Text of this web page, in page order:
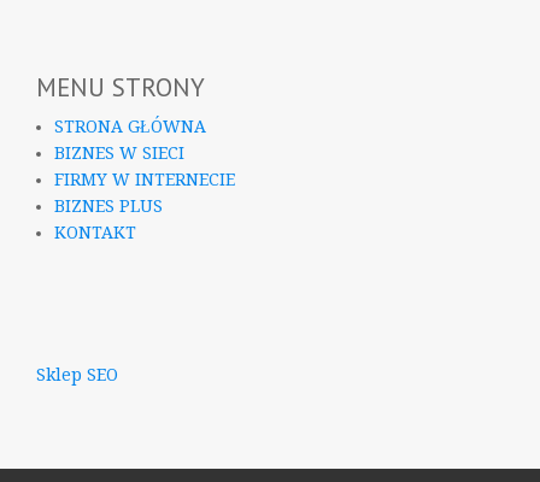
MENU STRONY
STRONA GŁÓWNA
BIZNES W SIECI
FIRMY W INTERNECIE
BIZNES PLUS
KONTAKT
Sklep SEO